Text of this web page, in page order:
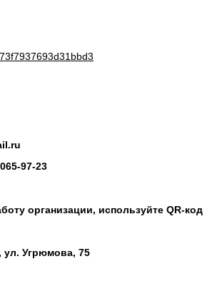
97-23
организации, используйте QR-код
ул. Угрюмова, 75